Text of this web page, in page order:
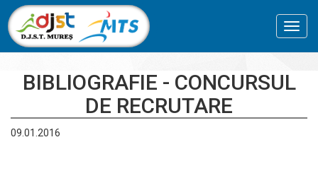
BIBLIOGRAFIE - CONCURSUL
DE RECRUTARE
09.01.2016